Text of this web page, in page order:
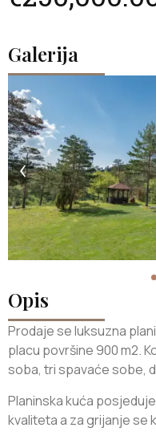
Galerija
‹
Opis
Prodaje se luksuzna
placu površine 900 m2.
soba, tri spavaće sobe,
Planinska kuća
kvaliteta a za grijanje se